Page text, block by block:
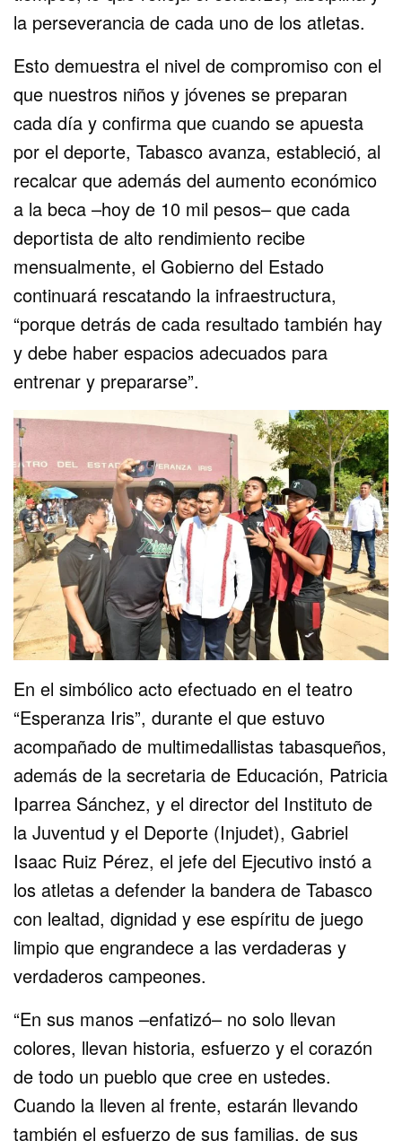
la perseverancia de cada uno de los atletas.
Esto demuestra el nivel de compromiso con el
que nuestros niños y jóvenes se preparan
cada día y confirma que cuando se apuesta
por el deporte, Tabasco avanza, estableció, al
recalcar que además del aumento económico
a la beca –hoy de 10 mil pesos– que cada
deportista de alto rendimiento recibe
mensualmente, el Gobierno del Estado
continuará rescatando la infraestructura,
“porque detrás de cada resultado también hay
y debe haber espacios adecuados para
entrenar y prepararse”.
En el simbólico acto efectuado en el teatro
“Esperanza Iris”, durante el que estuvo
acompañado de multimedallistas tabasqueños,
además de la secretaria de Educación, Patricia
Iparrea Sánchez, y el director del Instituto de
la Juventud y el Deporte (Injudet), Gabriel
Isaac Ruiz Pérez, el jefe del Ejecutivo instó a
los atletas a defender la bandera de Tabasco
con lealtad, dignidad y ese espíritu de juego
limpio que engrandece a las verdaderas y
verdaderos campeones.
“En sus manos –enfatizó– no solo llevan
colores, llevan historia, esfuerzo y el corazón
de todo un pueblo que cree en ustedes.
Cuando la lleven al frente, estarán llevando
también el esfuerzo de sus familias, de sus